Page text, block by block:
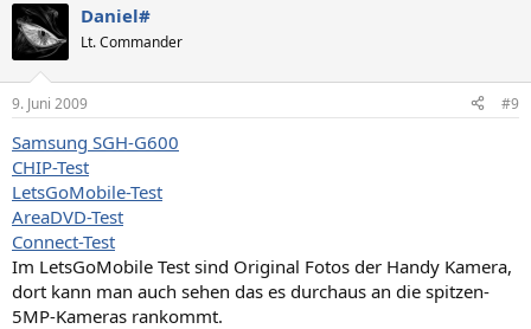
Daniel#
Lt. Commander
9. Juni 2009 #9
Samsung SGH-G600
CHIP-Test
LetsGoMobile-Test
AreaDVD-Test
Connect-Test
Im LetsGoMobile Test sind Original Fotos der Handy Kamera,
dort kann man auch sehen das es durchaus an die spitzen-
5MP-Kameras rankommt.